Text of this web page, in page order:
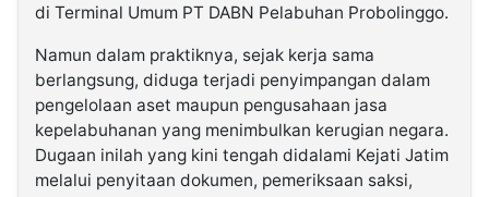
di Terminal Umum PT DABN Pelabuhan Probolinggo.
Namun dalam praktiknya, sejak kerja sama
berlangsung, diduga terjadi penyimpangan dalam
pengelolaan aset maupun pengusahaan jasa
kepelabuhanan yang menimbulkan kerugian negara.
Dugaan inilah yang kini tengah didalami Kejati Jatim
melalui penyitaan dokumen, pemeriksaan saksi,